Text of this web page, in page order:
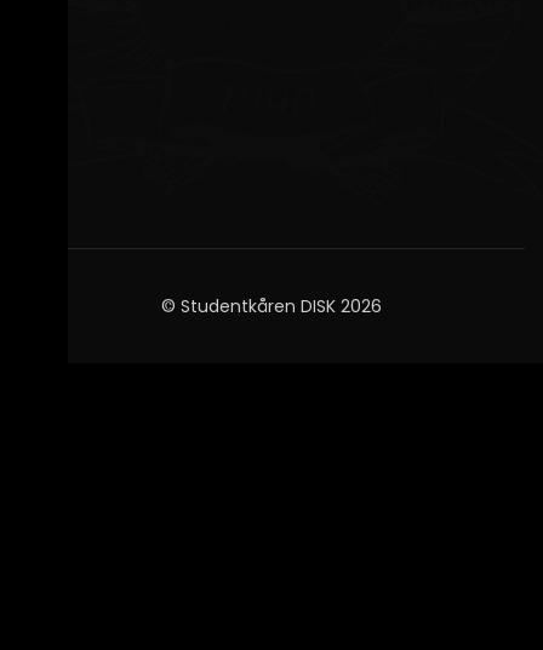
© Studentkåren DISK 2026